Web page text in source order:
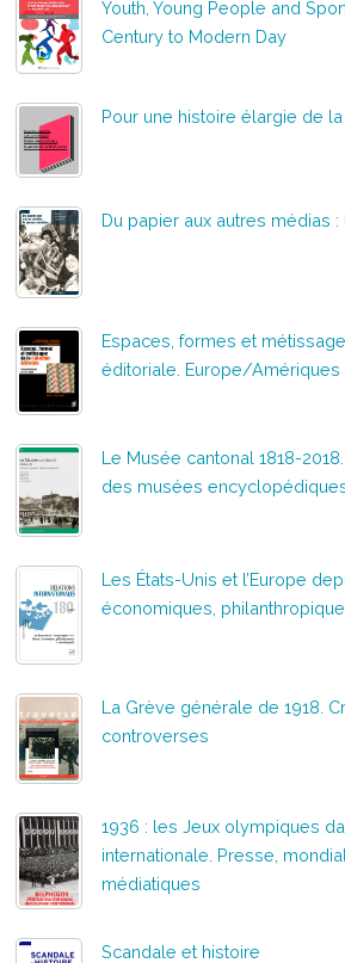
Youth, Young People and
Century to Modern Day
Pour une histoire élargie de
Du papier aux autres médias
Espaces, formes et
éditoriale. Europe/Amériques
Le Musée cantonal 1818-
des musées
Les États-Unis et l’Europe
économiques,
La Grève générale de 1918.
controverses
1936 : les Jeux olympiques
internationale. Presse,
médiatiques
Scandale et histoire